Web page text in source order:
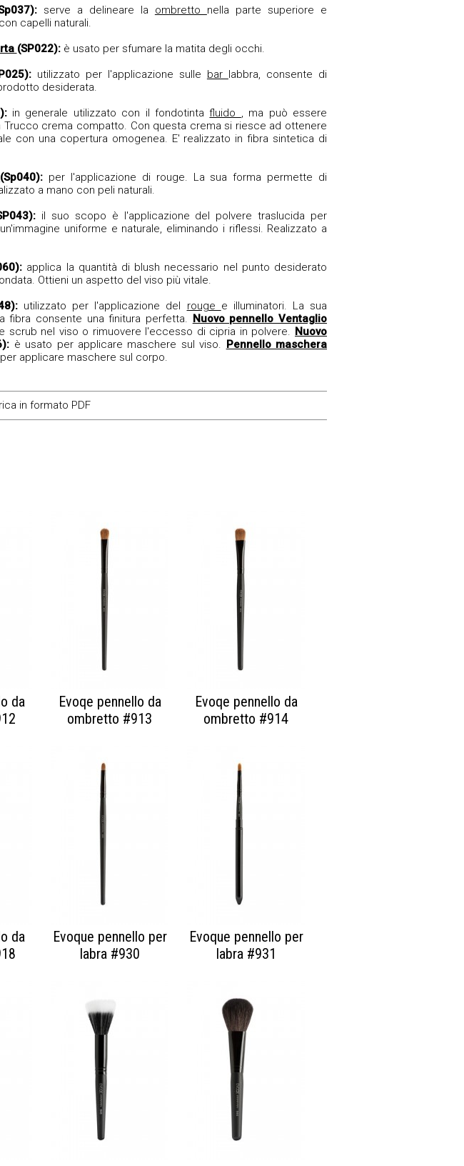
serve a delineare la ombretto nella parte superiore e
capelli naturali.
(SP022): è usato per sfumare la matita degli occhi.
utilizzato per l'applicazione sulle bar labbra, consente di
desiderata.
in generale utilizzato con il fondotintafluido , ma può essere
Trucco crema compatto. Con questa crema si riesce ad ottenere
con una copertura omogenea. E' realizzato in fibra sintetica di
(Sp040): per l'applicazione di rouge. La sua forma permette di
a mano con peli naturali.
il suo scopo è l'applicazione del polvere traslucida per
uniforme e naturale, eliminando i riflessi. Realizzato a
applica la quantità di blush necessario nel punto desiderato
Ottieni un aspetto del viso più vitale.
utilizzato per l'applicazione del rouge e illuminatori. La sua
fibra consente una finitura perfetta. Nuovo pennello Ventaglio
scrub nel viso o rimuovere l'eccesso di cipria in polvere. Nuovo
è usato per applicare maschere sul viso. Pennello maschera
applicare maschere sul corpo.
in formato PDF
da
Evoqe pennello da
ombretto #913
Evoqe pennello da
ombretto #914
da
Evoque pennello per
labra #930
Evoque pennello per
labra #931